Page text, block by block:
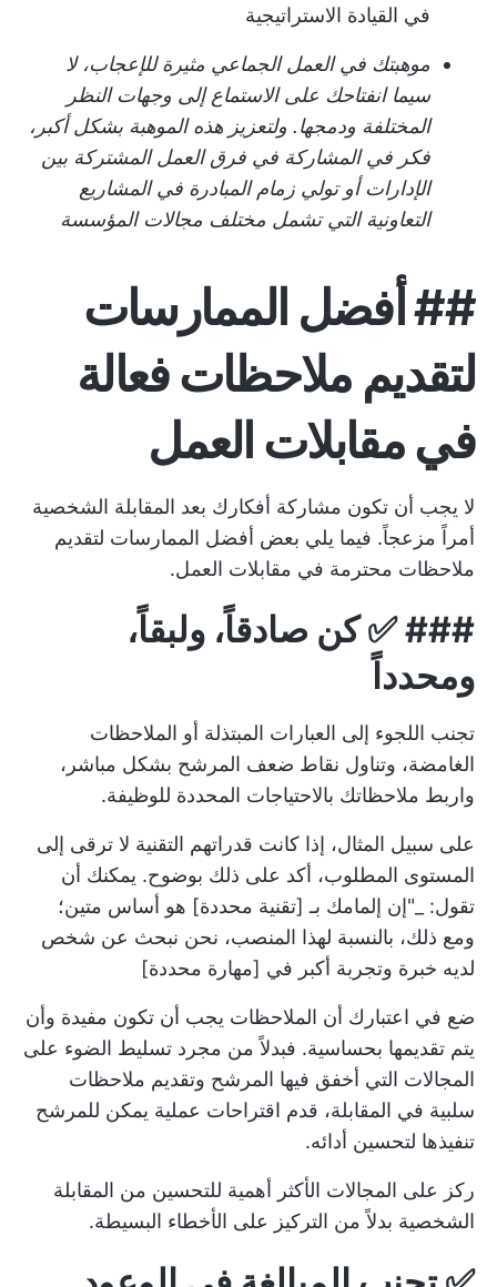
في القيادة الاستراتيجية
موهبتك في العمل الجماعي مثيرة للإعجاب، لا
سيما انفتاحك على الاستماع إلى وجهات النظر
المختلفة ودمجها. ولتعزيز هذه الموهبة بشكل أكبر،
فكر في المشاركة في فرق العمل المشتركة بين
الإدارات أو تولي زمام المبادرة في المشاريع
التعاونية التي تشمل مختلف مجالات المؤسسة
## أفضل الممارسات
لتقديم ملاحظات فعالة
في مقابلات العمل
لا يجب أن تكون مشاركة أفكارك بعد المقابلة الشخصية
أمراً مزعجاً. فيما يلي بعض أفضل الممارسات لتقديم
ملاحظات محترمة في مقابلات العمل.
### ✅كن صادقاً، ولبقاً،
ومحدداً
تجنب اللجوء إلى العبارات المبتذلة أو الملاحظات
الغامضة، وتناول نقاط ضعف المرشح بشكل مباشر،
واربط ملاحظاتك بالاحتياجات المحددة للوظيفة.
على سبيل المثال، إذا كانت قدراتهم التقنية لا ترقى إلى
المستوى المطلوب، أكد على ذلك بوضوح. يمكنك أن
تقول: _"إن إلمامك بـ [تقنية محددة] هو أساس متين؛
ومع ذلك، بالنسبة لهذا المنصب، نحن نبحث عن شخص
لديه خبرة وتجربة أكبر في [مهارة محددة]
ضع في اعتبارك أن الملاحظات يجب أن تكون مفيدة وأن
يتم تقديمها بحساسية. فبدلاً من مجرد تسليط الضوء على
المجالات التي أخفق فيها المرشح وتقديم ملاحظات
سلبية في المقابلة، قدم اقتراحات عملية يمكن للمرشح
تنفيذها لتحسين أدائه.
ركز على المجالات الأكثر أهمية للتحسين من المقابلة
الشخصية بدلاً من التركيز على الأخطاء البسيطة.